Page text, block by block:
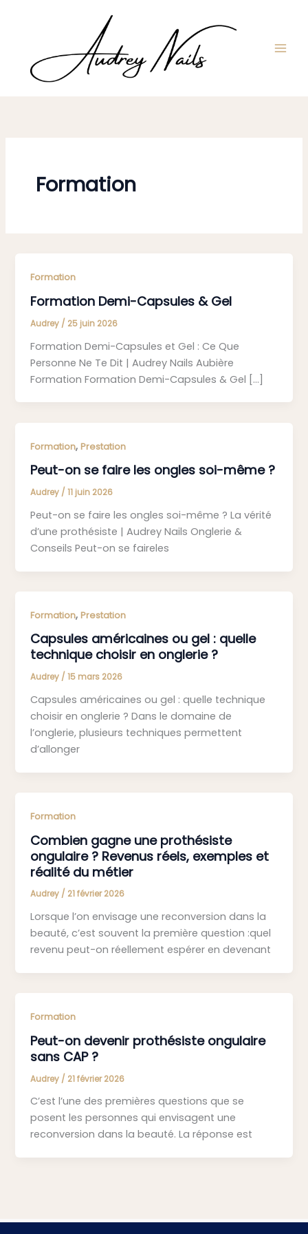
Formation
Formation
Formation Demi-Capsules & Gel
Audrey / 25 juin 2026
Formation Demi-Capsules et Gel : Ce Que
Personne Ne Te Dit | Audrey Nails Aubière
Formation Formation Demi-Capsules & Gel […]
Formation,Prestation
Peut-on se faire les ongles soi-même ?
Audrey /11 juin 2026
Peut-on se faire les ongles soi-même ? La vérité
d’une prothésiste | Audrey Nails Onglerie &
Conseils Peut-on se faireles
Formation,Prestation
Capsules américaines ou gel : quelle
technique choisir en onglerie ?
Audrey /15 mars 2026
Capsules américaines ou gel : quelle technique
choisir en onglerie ? Dans le domaine de
l’onglerie, plusieurs techniques permettent
d’allonger
Formation
Combien gagne une prothésiste
ongulaire ? Revenus réels, exemples et
réalité du métier
Audrey / 21 février 2026
Lorsque l’on envisage une reconversion dans la
beauté, c’est souvent la première question :quel
revenu peut-on réellement espérer en devenant
Formation
Peut-on devenir prothésiste ongulaire
sans CAP ?
Audrey / 21 février 2026
C’est l’une des premières questions que se
posent les personnes qui envisagent une
reconversion dans la beauté. La réponse est